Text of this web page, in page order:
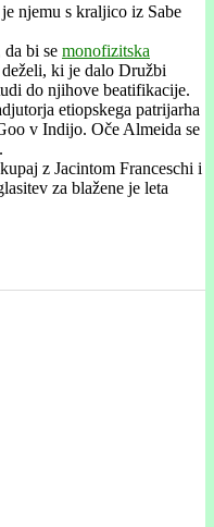
njemu s kraljico iz Sabe
bi se monofizitska
ki je dalo Družbi
do njihove beatifikacije.
etiopskega patrijarha
v Indijo. Oče Almeida se
z Jacintom Franceschi i
za blažene je leta